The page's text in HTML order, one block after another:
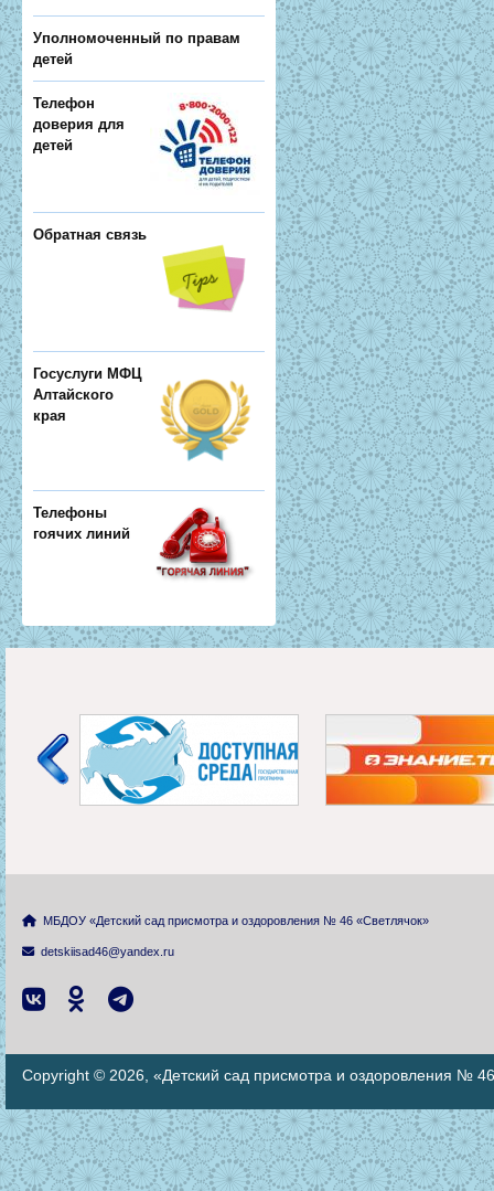
Уполномоченный по правам
детей
Телефон
доверия для
детей
Обратная связь
Госуслуги МФЦ
Алтайского
края
Телефоны
гоячих линий
МБДОУ «Детский сад присмотра и оздоровления № 46 «Светлячок»
detskiisad46@yandex.ru
Copyright © 2026, «Детский сад присмотра и оздоровления №